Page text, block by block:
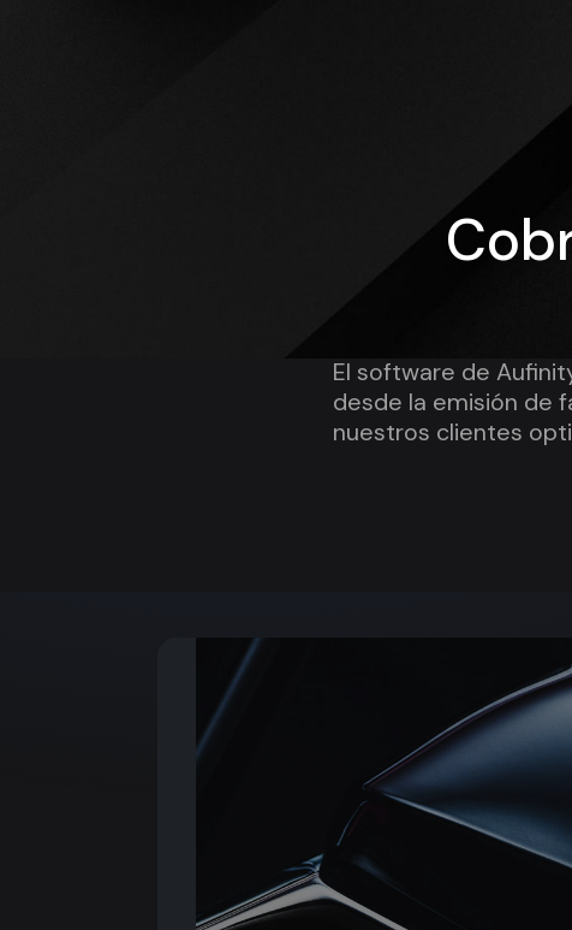
El software de
desde la emisión de
nuestros clientes